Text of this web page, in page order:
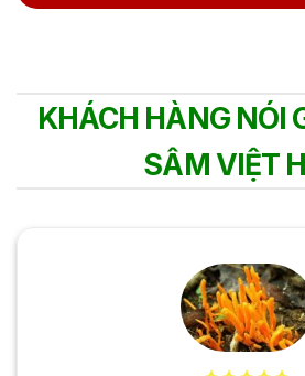
KHÁCH HÀNG NÓI
SÂM VIỆT